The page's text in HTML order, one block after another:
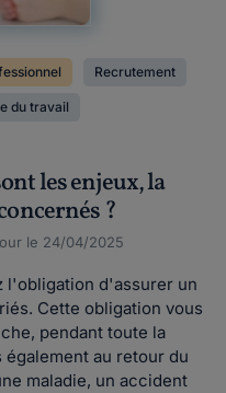
Recrutement
du travail
les enjeux, la
?
le 24/04/2025
l'obligation d'assurer un
Cette obligation vous
pendant toute la
au retour du
maladie, un accident